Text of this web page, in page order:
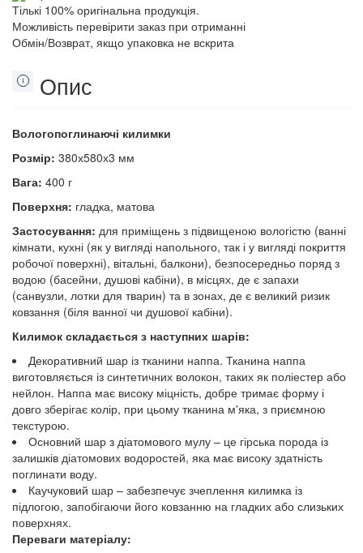
Тількі 100% оригінальна продукція.
Можливість перевірити заказ при отриманні
Обмін/Возврат, якщо упаковка не вскрита
Опис
Вологопоглинаючі килимки
Розмір: 380х580х3 мм
Вага: 400 г
Поверхня: гладка, матова
Застосування: для приміщень з підвищеною вологістю (ванні
кімнати, кухні (як у вигляді напольного, так і у вигляді покриття
робочої поверхні), вітальні, балкони), безпосередньо поряд з
водою (басейни, душові кабіни), в місцях, де є запахи
(санвузли, лотки для тварин) та в зонах, де є великий ризик
ковзання (біля ванної чи душової кабіни).
Килимок складається з наступних шарів:
Декоративний шар із тканини наппа. Тканина наппа
виготовляється із синтетичних волокон, таких як поліестер або
нейлон. Наппа має високу міцність, добре тримає форму і
довго зберігає колір, при цьому тканина м'яка, з приємною
текстурою.
Основний шар з діатомового мулу – це гірська порода із
залишків діатомових водоростей, яка має високу здатність
поглинати воду.
Каучуковий шар – забезпечує зчеплення килимка із
підлогою, запобігаючи його ковзанню на гладких або слизьких
поверхнях.
Переваги матеріалу: